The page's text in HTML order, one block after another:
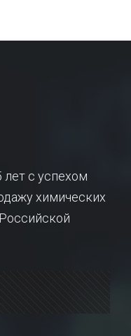
с успехом
химических